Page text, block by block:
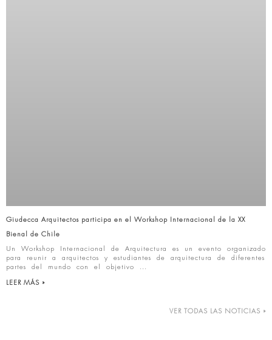
Giudecca Arquitectos participa en el Workshop Internacional de la XX
Bienal de Chile
Un Workshop Internacional de Arquitectura es un evento organizado
para reunir a arquitectos y estudiantes de arquitectura de diferentes
partes del mundo con el objetivo
LEER MÁS »
VER TODAS LAS NOTICIAS »